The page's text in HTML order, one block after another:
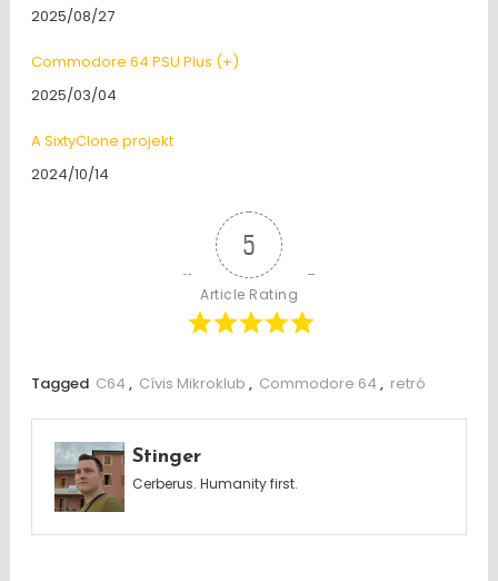
Date
2025/08/27
Commodore 64 PSU Plus (+)
Date
2025/03/04
A SixtyClone projekt
Date
2024/10/14
5
Article Rating
Tagged C64 , Cívis Mikroklub , Commodore 64 , retró
Stinger
Cerberus. Humanity first.